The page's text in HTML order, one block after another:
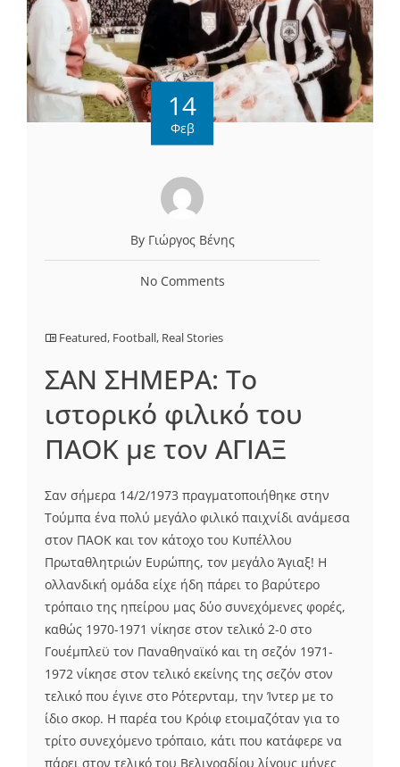
14
Φεβ
By Γιώργος Βένης
No Comments
Featured, Football, Real Stories
ΣΑΝ ΣΗΜΕΡΑ: Το
ιστορικό φιλικό του
ΠΑΟΚ με τον ΑΓΙΑΞ
Σαν σήμερα 14/2/1973 πραγματοποιήθηκε στην
Τούμπα ένα πολύ μεγάλο φιλικό παιχνίδι ανάμεσα
στον ΠΑΟΚ και τον κάτοχο του Κυπέλλου
Πρωταθλητριών Ευρώπης, τον μεγάλο Άγιαξ! Η
ολλανδική ομάδα είχε ήδη πάρει το βαρύτερο
τρόπαιο της ηπείρου μας δύο συνεχόμενες φορές,
καθώς 1970-1971 νίκησε στον τελικό 2-0 στο
Γουέμπλεϋ τον Παναθηναϊκό και τη σεζόν 1971-
1972 νίκησε στον τελικό εκείνης της σεζόν στον
τελικό που έγινε στο Ρότερνταμ, την Ίντερ με το
ίδιο σκορ. Η παρέα του Κρόιφ ετοιμαζόταν για το
τρίτο συνεχόμενο τρόπαιο, κάτι που κατάφερε να
πάρει στον τελικό του Βελιγραδίου λίγους μήνες